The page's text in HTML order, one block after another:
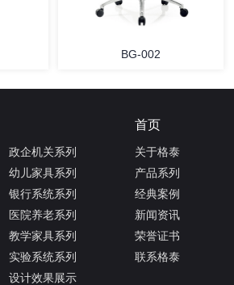
BG-002
政企机关系列
幼儿家具系列
银行系统系列
医院养老系列
教学家具系列
实验系统系列
设计效果展示
首页
关于格泰
产品系列
经典案例
新闻资讯
荣誉证书
联系格泰